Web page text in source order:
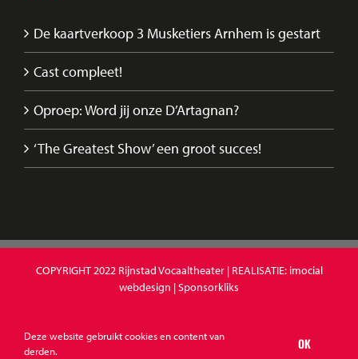
De kaartverkoop 3 Musketiers Arnhem is gestart
Cast compleet!
Oproep: Word jij onze D’Artagnan?
‘The Greatest Show’ een groot succes!
COPYRIGHT 2022 Rijnstad Vocaaltheater| REALISATIE: imocial
webdesign |Sponsorkliks
FacebookYouTubeInstagram
X
Deze website gebruikt cookies en content van
derden.
OK